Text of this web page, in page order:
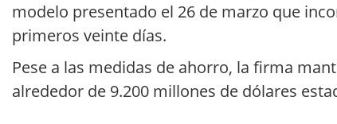
modelo presentado el 26 de marzo que
primeros veinte días.
Pese a las medidas de ahorro, la firma
alrededor de 9.200 millones de dólares